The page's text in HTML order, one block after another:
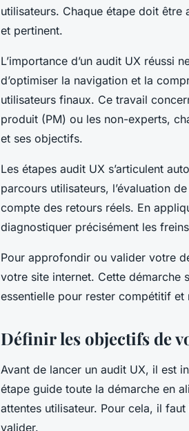
utilisateurs. Chaque étape doit
et pertinent.
L’importance d’un audit UX réussi
d’optimiser la navigation et la
utilisateurs finaux. Ce travail
produit (PM) ou les non-experts,
et ses objectifs.
Les étapes audit UX s’articulent
parcours utilisateurs, l’évaluation
compte des retours réels. En
diagnostiquer précisément les
Pour approfondir ou valider votre
votre site internet. Cette démarche
essentielle pour rester compétitif
Définir les objectifs de
Avant de lancer un audit UX, il est
étape guide toute la démarche en
attentes utilisateur. Pour cela, il
valider.